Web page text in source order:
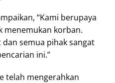
“Kami berupaya
menemukan korban.
semua pihak sangat
ini.”
telah mengerahkan